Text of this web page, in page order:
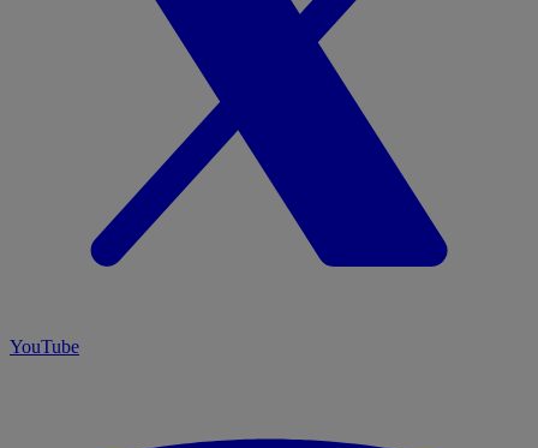
YouTube